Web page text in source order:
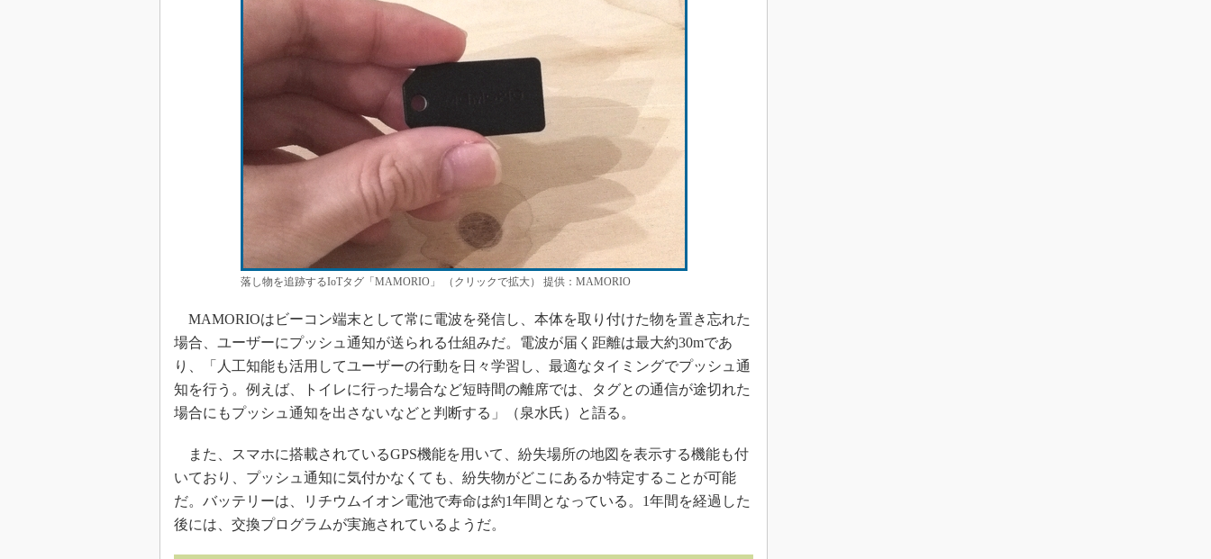
落し物を追跡するIoTタグ「MAMORIO」 （クリックで拡大） 提供：MAMORIO
MAMORIOはビーコン端末として常に電波を発信し、本体を取り付けた物を置き忘れた
場合、ユーザーにプッシュ通知が送られる仕組みだ。電波が届く距離は最大約30mであ
り、「人工知能も活用してユーザーの行動を日々学習し、最適なタイミングでプッシュ通
知を行う。例えば、トイレに行った場合など短時間の離席では、タグとの通信が途切れた
場合にもプッシュ通知を出さないなどと判断する」（泉水氏）と語る。
また、スマホに搭載されているGPS機能を用いて、紛失場所の地図を表示する機能も付
いており、プッシュ通知に気付かなくても、紛失物がどこにあるか特定することが可能
だ。バッテリーは、リチウムイオン電池で寿命は約1年間となっている。1年間を経過した
後には、交換プログラムが実施されているようだ。